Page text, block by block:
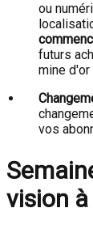
ou
futurs
mine
vos
vision